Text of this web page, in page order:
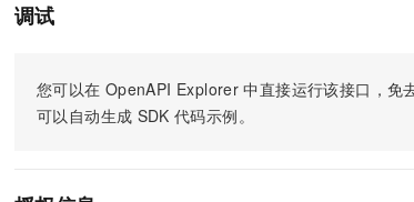
调试
您可以在 OpenAPI Explorer 中直接运行该接口，免
可以自动生成 SDK 代码示例。